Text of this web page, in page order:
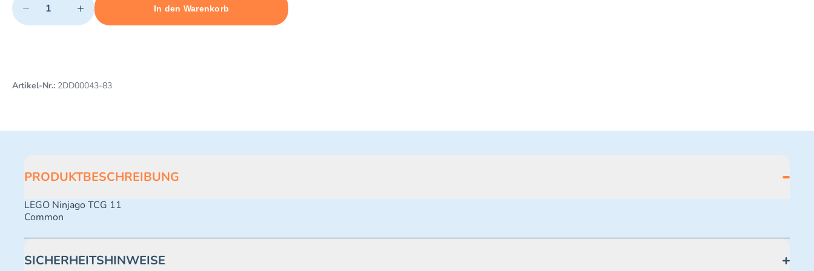
− +
Minimum quantity: 1 Maximum quantity: 495
In den Warenkorb
Add 1 item to cart
Artikel-Nr.: 2DD00043-83
PRODUKTBESCHREIBUNG
LEGO Ninjago TCG 11
Common
SICHERHEITSHINWEISE